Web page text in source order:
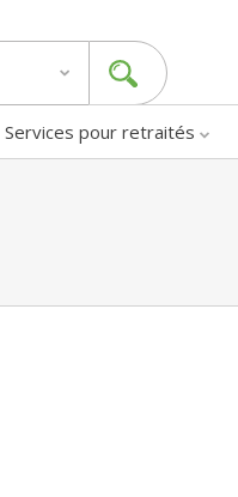
Services pour retraités